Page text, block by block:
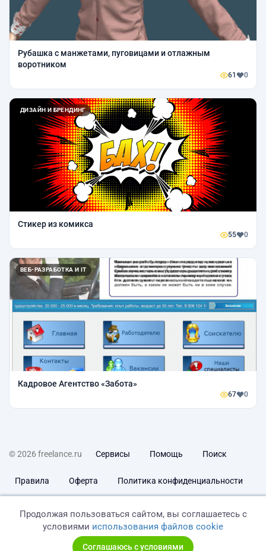
Рубашка с манжетами, пуговицами и отлажным
воротником
61 0
ДИЗАЙН И БРЕНДИНГ
Стикер из комикса
55 0
ВЕБ-РАЗРАБОТКА И IT
Кадровое Агентство «Забота»
67 0
© 2026 freelance.ru Сервисы Помощь Поиск
Правила Оферта Политика конфиденциальности
Продолжая пользоваться сайтом, вы соглашаетесь с
условиями использования файлов cookie
Соглашаюсь с условиями